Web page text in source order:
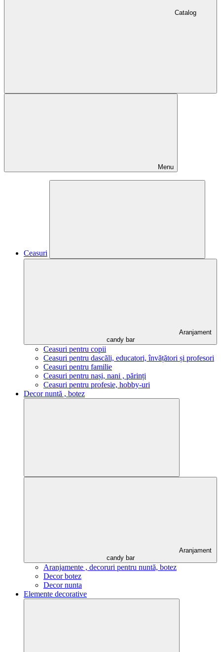
Catalog
Menu
Ceasuri
Aranjament
candy bar
Ceasuri pentru copii
Ceasuri pentru dascăli, educatori, învățători și profesori
Ceasuri pentru familie
Ceasuri pentru nași, nani , părinți
Ceasuri pentru profesie, hobby-uri
Decor nuntă , botez
Aranjament
candy bar
Aranjamente , decoruri pentru nuntă, botez
Decor botez
Decor nunta
Elemente decorative